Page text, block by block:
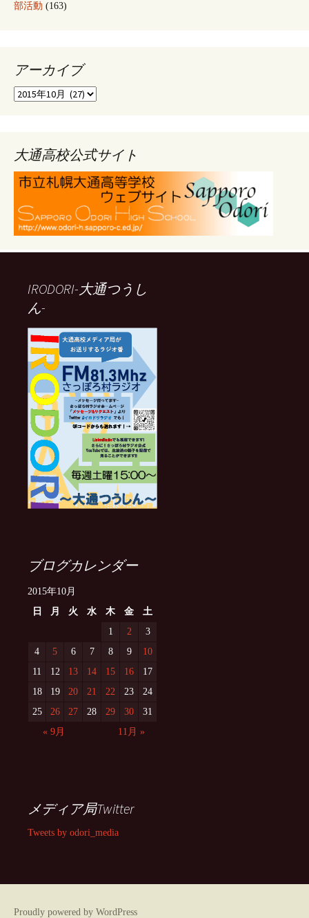
部活動 (163)
アーカイブ
ア
ブ
大通高校公式サイト
IRODORI-大通つうし
ん-
ブログカレンダー
2015年10月
日
月 火 水 木 金
土
1
2
3
4
5 6 7 8 9
10
11
12 13 14 15 16
17
18
19 20 21 22 23
24
25
26 27 28 29 30
31
« 9月
11月 »
メディア局Twitter
Tweets by odori_media
Proudly powered by WordPress